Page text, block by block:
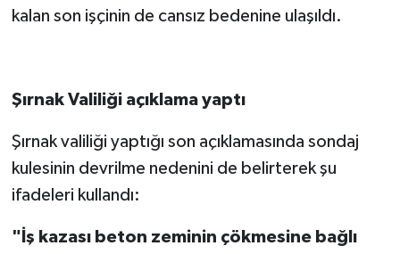
kalan son işçinin de cansız bedenine ulaşıldı.
Şırnak Valiliği açıklama yaptı
Şırnak valiliği yaptığı son açıklamasında sondaj
kulesinin devrilme nedenini de belirterek şu
ifadeleri kullandı:
"İş kazası beton zeminin çökmesine bağlı